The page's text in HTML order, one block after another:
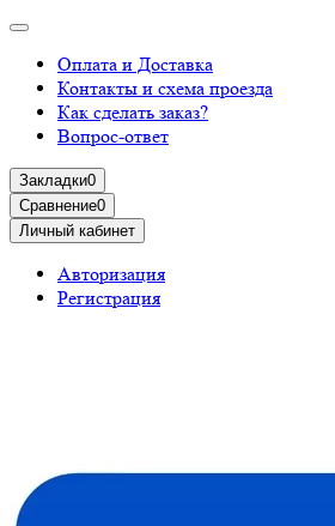
Оплата и Доставка
Контакты и схема проезда
Как сделать заказ?
Вопрос-ответ
Закладки0
Сравнение0
Личный кабинет
Авторизация
Регистрация